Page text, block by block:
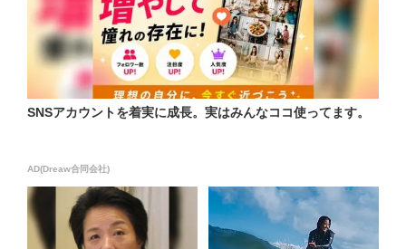
SNSアカウントを着実に成長。実はみんなココ使ってます。
AD(Dreaw合同会社)